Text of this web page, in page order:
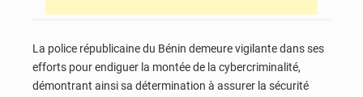
La police républicaine du Bénin demeure vigilante dans ses
efforts pour endiguer la montée de la cybercriminalité,
démontrant ainsi sa détermination à assurer la sécurité